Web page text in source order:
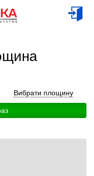
Вибрати площину